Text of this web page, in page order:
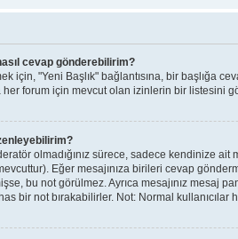
cevap gönderebilirim?
için, "Yeni Başlık" bağlantısına, bir başlığa
her forum için mevcut olan izinlerin bir
olmadığınız sürece, sadece kendinize
Eğer mesajınıza birileri cevap
bu not görülmez. Ayrıca mesajınız
bir not bırakabilirler. Not: Normal